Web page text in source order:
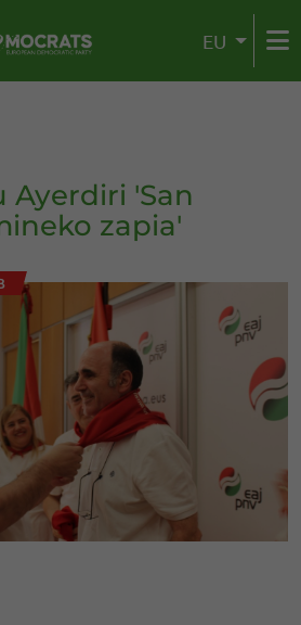
EU
Ayerdiri 'San
zapia'